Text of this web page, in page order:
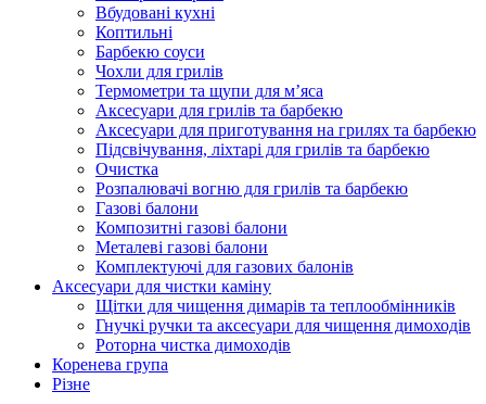
Вбудовані кухні
Коптильні
Барбекю соуси
Чохли для грилів
Термометри та щупи для м’яса
Аксесуари для грилів та барбекю
Аксесуари для приготування на грилях та барбекю
Підсвічування, ліхтарі для грилів та барбекю
Очистка
Розпалювачі вогню для грилів та барбекю
Газові балони
Композитні газові балони
Металеві газові балони
Комплектуючі для газових балонів
Аксесуари для чистки каміну
Щітки для чищення димарів та теплообмінників
Гнучкі ручки та аксесуари для чищення димоходів
Роторна чистка димоходів
Коренева група
Різне